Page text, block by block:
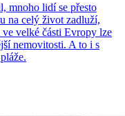
mnoho lidí se přesto
na celý život zadluží,
velké části Evropy lze
nemovitosti. A to i s